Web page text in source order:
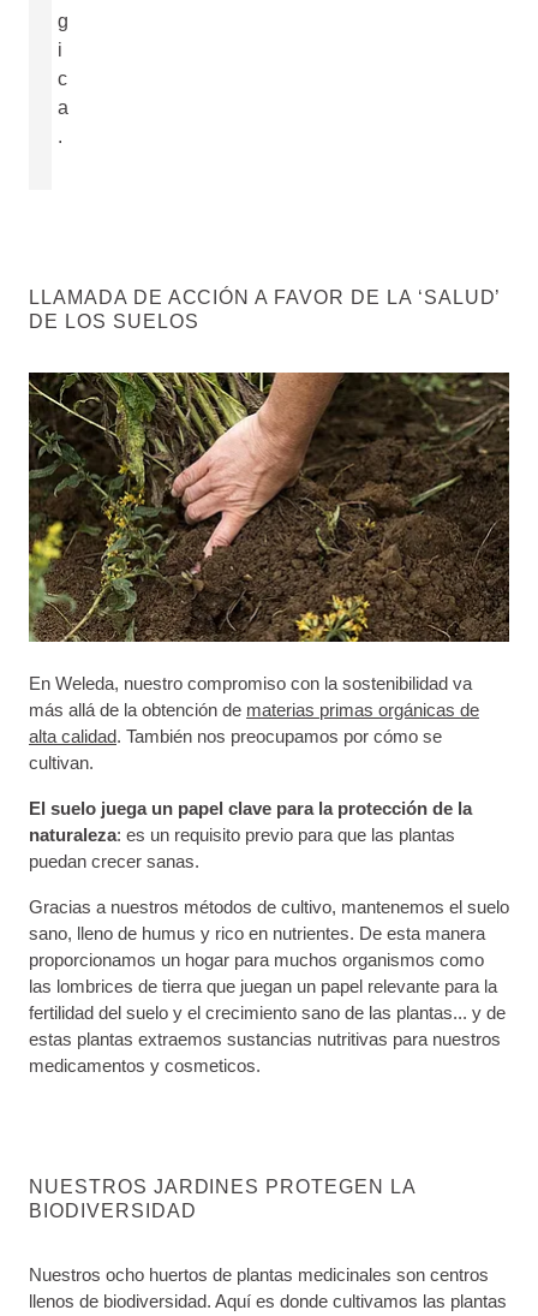
g
i
c
a
.
LLAMADA DE ACCIÓN A FAVOR DE LA ‘SALUD’
DE LOS SUELOS
En Weleda, nuestro compromiso con la sostenibilidad va
más allá de la obtención de materias primas orgánicas de
alta calidad. También nos preocupamos por cómo se
cultivan.
El suelo juega un papel clave para la protección de la
naturaleza: es un requisito previo para que las plantas
puedan crecer sanas.
Gracias a nuestros métodos de cultivo, mantenemos el suelo
sano, lleno de humus y rico en nutrientes. De esta manera
proporcionamos un hogar para muchos organismos como
las lombrices de tierra que juegan un papel relevante para la
fertilidad del suelo y el crecimiento sano de las plantas... y de
estas plantas extraemos sustancias nutritivas para nuestros
medicamentos y cosmeticos.
NUESTROS JARDINES PROTEGEN LA
BIODIVERSIDAD
Nuestros ocho huertos de plantas medicinales son centros
llenos de biodiversidad. Aquí es donde cultivamos las plantas